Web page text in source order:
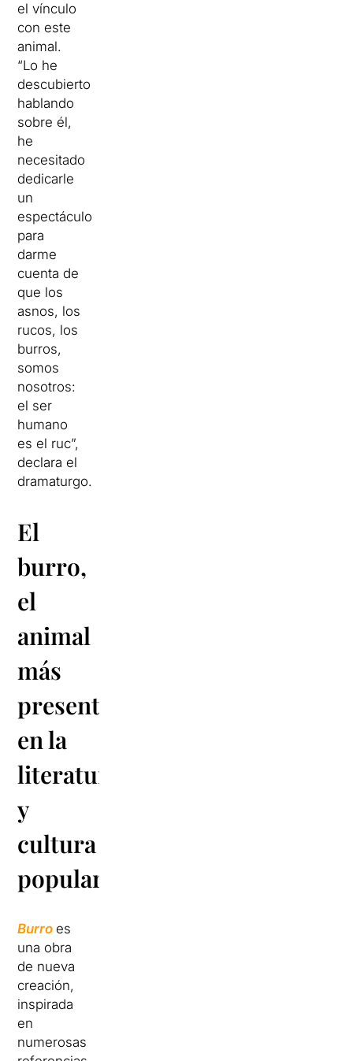
el vínculo
con este
animal.
“Lo he
descubierto
hablando
sobre él,
he
necesitado
dedicarle
un
espectáculo
para
darme
cuenta de
que los
asnos, los
rucos, los
burros,
somos
nosotros:
el ser
humano
es el ruc”,
declara el
dramaturgo.
El
burro,
el
animal
más
presente
en la
literatura
y
cultura
populares
Burroes
una obra
de nueva
creación,
inspirada
en
numerosas